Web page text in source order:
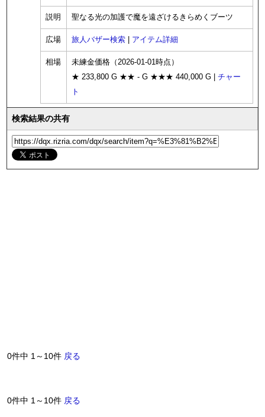
説明 聖なる光の加護で魔を遠ざけるきらめくブーツ
広場 旅人バザー検索 アイテム詳細
相場
未練金価格（2026-01-01時点）
★ 233,800 G ★★ - G ★★★ 440,000 G | チャー
ト
検索結果の共有
0件中 1～10件 戻る
0件中 1～10件 戻る